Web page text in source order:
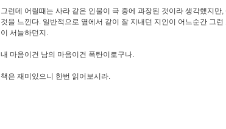
그런데 어릴때는 사라 같은 인물이 극 중에 과장된 것이라 생각했지만
것을 느낀다. 일반적으로 옆에서 같이 잘 지내던 지인이 어느순간 그
이 서늘하던지.
내 마음이건 남의 마음이건 폭탄이로구나.
책은 재미있으니 한번 읽어보시라.